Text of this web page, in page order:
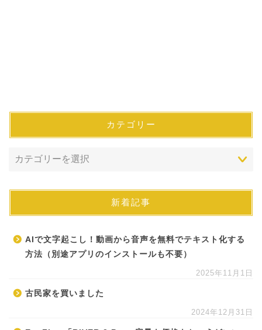
カテゴリー
新着記事
AIで文字起こし！動画から音声を無料でテキスト化する
方法（別途アプリのインストールも不要）
2025年11月1日
古民家を買いました
2024年12月31日